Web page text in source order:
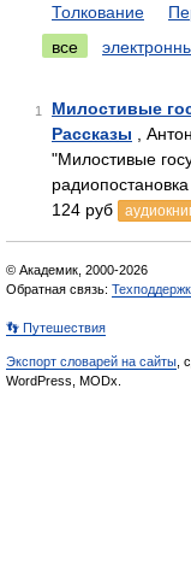
Толкование
все
1
Милостивые
Рассказы ,
"Милостивые
124 руб
© Академик, 2000-2026
Обратная связь:
👣 Путешествия
Экспорт словарей на сайты ,
WordPress, MODx.